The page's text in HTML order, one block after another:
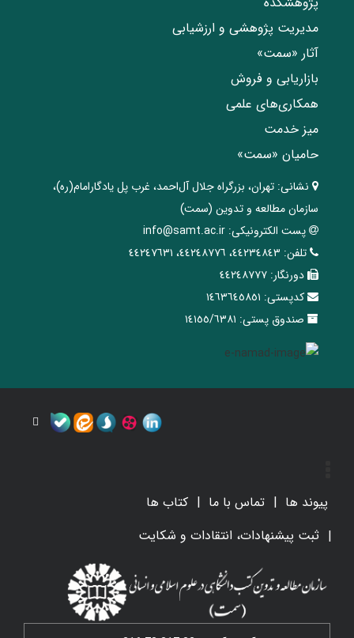
مدیریت پژوهشی و ارزشیابی
آثار «سمت»
بازاریابی و فروش
همکاری‌های علمی
میز خدمت
حامیان «سمت»
نشانی: تهران، ‌بزرگراه ‌جلال آل‌احمد، غرب پل يادگار‌امام(ره)‌،
سازمان مطالعه و تدوین‌ (سمت)
پست الکترونیکی: info@samt.ac.ir
تلفن: ٤٤٢٣٤٨٤٣، ٤٤٢٤٨٧٧٦، ٤٤٢٤٧٦٣١
دورنگار: ٤٤٢٤٨٧٧٧
کدپستی: ١٤٦٣٦٤٥٨٥١
صندوق پستی: ١٤١٥٥/٦٣٨١
پیوند ها تماس با ما
کتاب ها
ثبت پیشنهادات، انتقادات و شکایت